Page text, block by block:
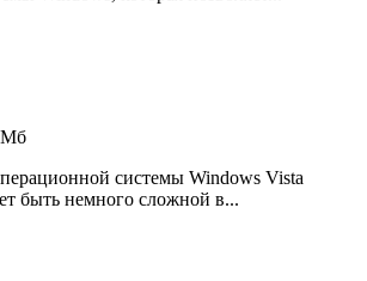
Мб
системы Windows Vista
быть немного сложной в...